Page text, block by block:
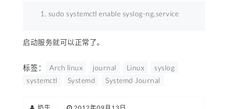
sudo systemctl enable syslog-ng.service
启动服务就可以正常了。
标签： Arch linux journal Linux
syslog
systemctl
Systemd Systemd Journal
奶牛 2012年09月13日